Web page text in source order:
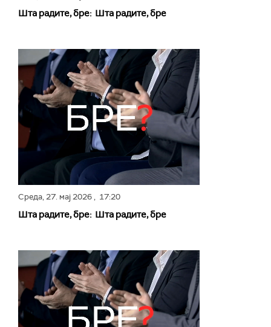
Шта радите, бре: Шта радите, бре
Среда,27. мај 2026, 17:20
Шта радите, бре: Шта радите, бре